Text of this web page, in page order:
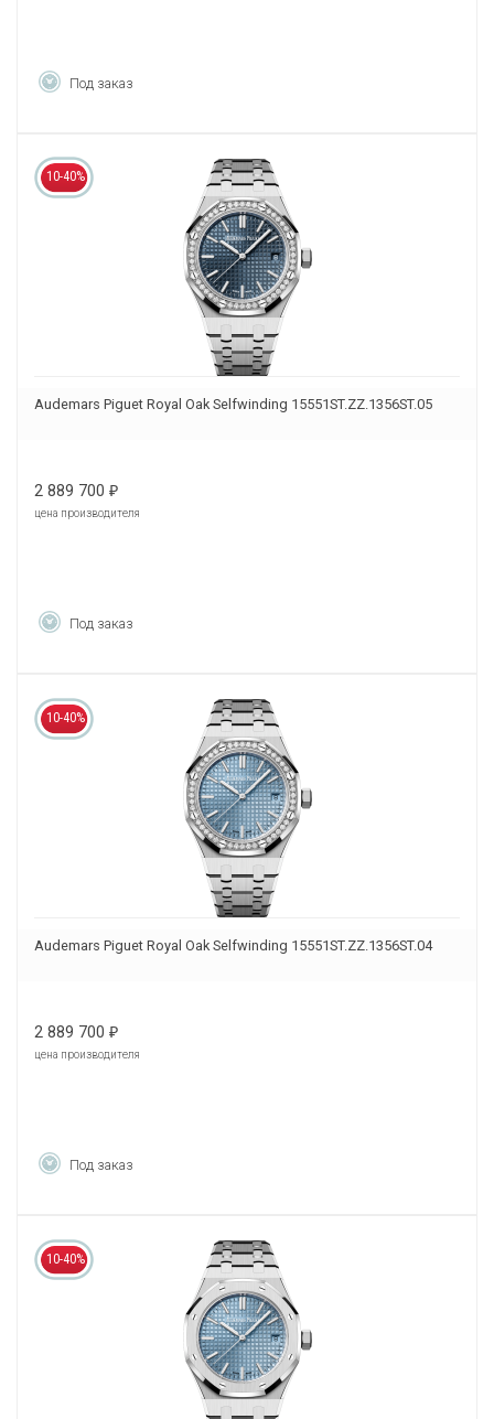
Под заказ
10-40%
Audemars Piguet Royal Oak Selfwinding 15551ST.ZZ.1356ST.05
2 889 700 ₽
цена производителя
Под заказ
10-40%
Audemars Piguet Royal Oak Selfwinding 15551ST.ZZ.1356ST.04
2 889 700 ₽
цена производителя
Под заказ
10-40%